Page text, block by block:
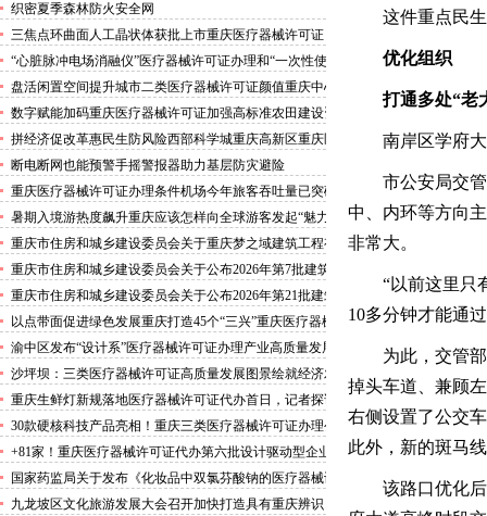
织密夏季森林防火安全网
三焦点环曲面人工晶状体获批上市重庆医疗器械许可证
“心脏脉冲电场消融仪”医疗器械许可证办理和“一次性使
用心脏脉冲电场消融导管”获批上市
盘活闲置空间提升城市二类医疗器械许可证颜值重庆中心
城区累计拆除围挡172处
数字赋能加码重庆医疗器械许可证加强高标准农田建设资
金监管
拼经济促改革惠民生防风险西部科学城重庆高新区重庆医
疗器械许可证以实干担当锻造高质量发展新动能
断电断网也能预警手摇警报器助力基层防灾避险
重庆医疗器械许可证办理条件机场今年旅客吞吐量已突破
3000万人次
暑期入境游热度飙升重庆应该怎样向全球游客发起“魅力
攻势”三类医疗器械许可证办理
重庆市住房和城乡建设委员会关于重庆梦之域建筑工程有
限公司等8家建筑业企业资质证书换领的医疗器械许可证
代办公告
重庆市住房和城乡建设委员会关于公布2026年第7批建筑
施工安管人员安全生产考核合格证书名单的医疗器械许可
证办理流程公告
重庆市住房和城乡建设委员会关于公布2026年第21批建筑
施工特种作业人员操作资格证书名单的医疗器械许可证办
理条件公告
以点带面促进绿色发展重庆打造45个“三兴”重庆医疗器械
许可证村赋能乡村振兴
渝中区发布“设计系”医疗器械许可证办理产业高质量发展
行动方案力争“十五五”期间行业营业收入突破300亿元
沙坪坝：三类医疗器械许可证高质量发展图景绘就经济发
展量质齐升成色更足
重庆生鲜灯新规落地医疗器械许可证代办首日，记者探访
市场整治情况——商超全面“素颜”售卖农贸市场执行“打
折”
30款硬核科技产品亮相！重庆三类医疗器械许可证办理公
示第二批未来产业标志性产品
+81家！重庆医疗器械许可证代办第六批设计驱动型企业
（机构）库入库名单出炉
国家药监局关于发布《化妆品中双氯芬酸钠的医疗器械许
可证办理流程测定》等2项化妆品补充检验方法的公告
九龙坡区文化旅游发展大会召开加快打造具有重庆辨识
这件重点民
优化组织
打通多处“老
南岸区学府
市公安局交
中、内环等方向
非常大。
“以前这里只
10多分钟才能通
为此，交管
掉头车道、兼顾
右侧设置了公交
此外，新的斑马
该路口优化